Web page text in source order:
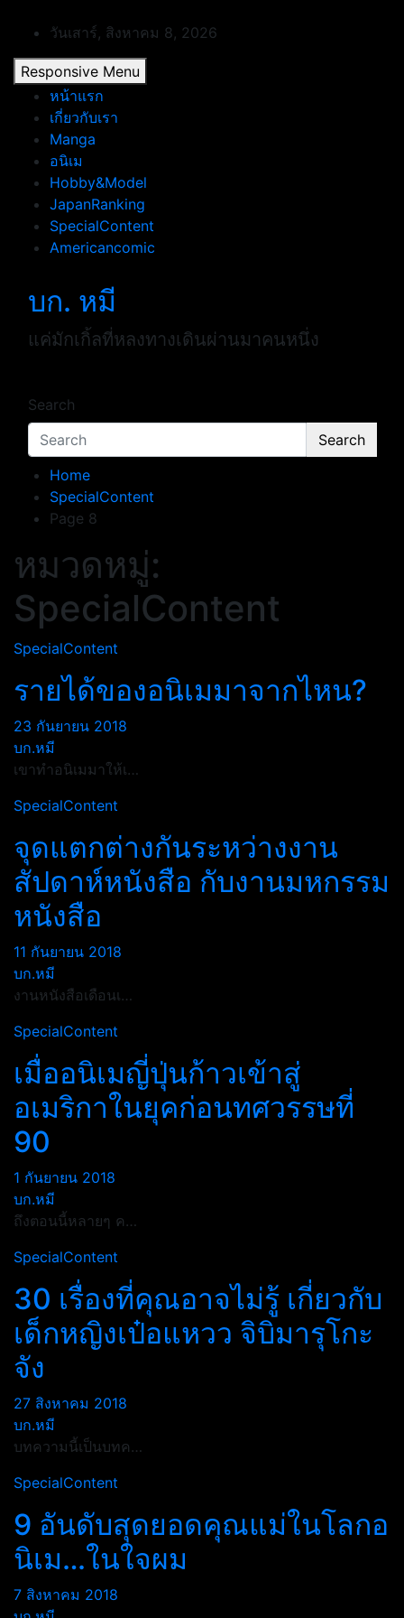
content
วันเสาร์, สิงหาคม 8, 2026
Responsive Menu
หน้าแรก
เกี่ยวกับเรา
Manga
อนิเม
Hobby&Model
JapanRanking
SpecialContent
Americancomic
บก. หมี
แค่มักเกิ้ลที่หลงทางเดินผ่านมาคนหนึ่ง
Search
Search
Home
SpecialContent
Page 8
หมวดหมู่:
SpecialContent
SpecialContent
รายได้ของอนิเมมาจากไหน?
23 กันยายน 2018
บก.หมี
เขาทำอนิเมมาให้เ…
SpecialContent
จุดแตกต่างกันระหว่างงาน
สัปดาห์หนังสือ กับงานมหกรรม
หนังสือ
11 กันยายน 2018
บก.หมี
งานหนังสือเดือนเ…
SpecialContent
เมื่ออนิเมญี่ปุ่นก้าวเข้าสู่
อเมริกาในยุคก่อนทศวรรษที่
90
1 กันยายน 2018
บก.หมี
ถึงตอนนี้หลายๆ ค…
SpecialContent
30 เรื่องที่คุณอาจไม่รู้ เกี่ยวกับ
เด็กหญิงเป๋อแหวว จิบิมารุโกะ
จัง
27 สิงหาคม 2018
บก.หมี
บทความนี้เป็นบทค…
SpecialContent
9 อันดับสุดยอดคุณแม่ในโลกอ
นิเม…ในใจผม
7 สิงหาคม 2018